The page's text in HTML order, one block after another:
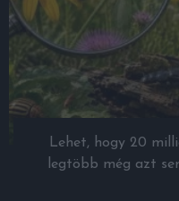
Lehet, hogy 20
legtöbb még azt